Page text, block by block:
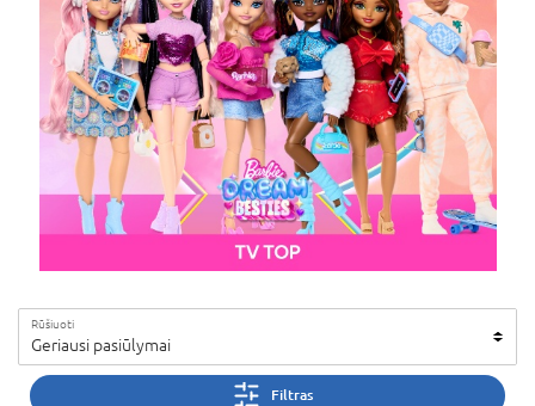
Rūšiuoti
Geriausi pasiūlymai
Filtras